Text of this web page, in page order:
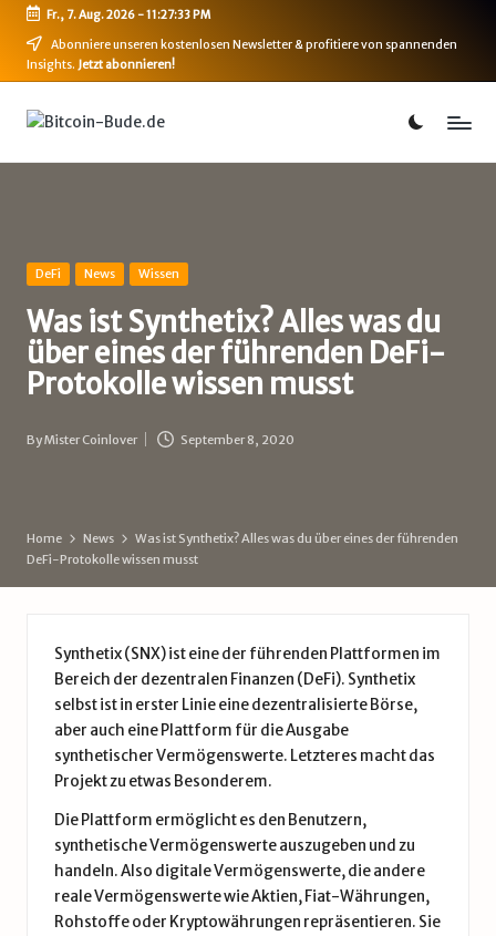
Skip
Fr., 7. Aug. 2026-11:27:33 PM
Abonniere unseren kostenlosen Newsletter & profitiere von spannenden
Insights. Jetzt abonnieren!
B
i
o
i
n
-
B
e
Bitcoin,
Posted
DeFi News Wissen
Was ist Synthetix? Alles was du
über eines der führenden DeFi-
Protokolle wissen musst
Posted
ByMister Coinlover September 8, 2020
Home News
Was ist Synthetix? Alles was du über eines der führenden
DeFi-Protokolle wissen musst
Synthetix (SNX) ist eine der führenden Plattformen im
Bereich der dezentralen Finanzen (DeFi). Synthetix
selbst ist in erster Linie eine dezentralisierte Börse,
aber auch eine Plattform für die Ausgabe
synthetischer Vermögenswerte. Letzteres macht das
Projekt zu etwas Besonderem.
Die Plattform ermöglicht es den Benutzern,
synthetische Vermögenswerte auszugeben und zu
handeln. Also digitale Vermögenswerte, die andere
reale Vermögenswerte wie Aktien, Fiat-Währungen,
Rohstoffe oder Kryptowährungen repräsentieren. Sie